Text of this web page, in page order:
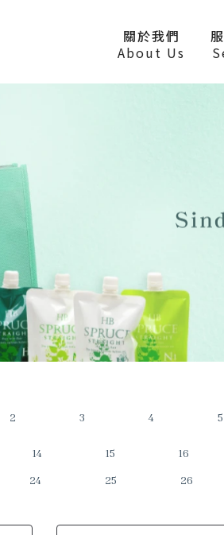
關於我們
About Us
2 3 4 5
14 15 16
24 25 26